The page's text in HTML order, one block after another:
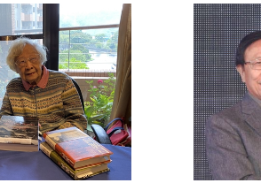
人心的力量，在百
輝。
回歸慈悲